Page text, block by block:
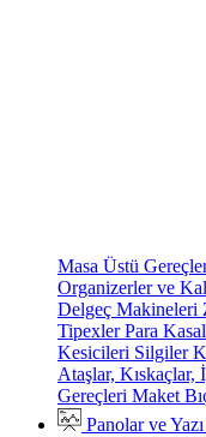
Masa Üstü
Organizerler ve
Delgeç Makineleri
TipexlerPara
Kesicileri Silgiler
Ataşlar, Kıskaçlar,
Gereçleri Maket
Panolar ve